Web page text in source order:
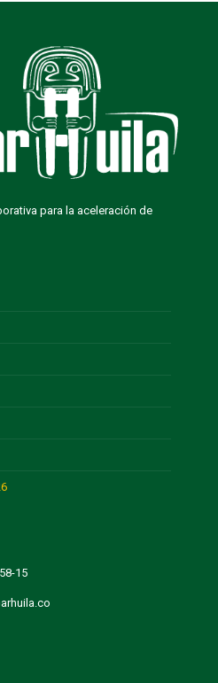
para la aceleración de
15